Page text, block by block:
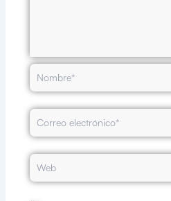
Nombre*
Correo
electrónico*
Web